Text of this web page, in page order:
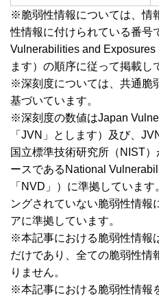
※脆弱性情報については、情
性情報に付けられている番号
Vulnerabilities and
ます）の順序に従って掲載し
※深刻度については、共通脆
基づいています。
※深刻度の数値はJapan
「JVN」とします）及び、
国立標準技術研究所（NIST
ースであるNational
「NVD」）に準拠していま
ングされていない脆弱性情報
アに準拠しています。
※本記事における脆弱性情報
だけであり、全ての脆弱性情
りません。
※本記事における脆弱性情報